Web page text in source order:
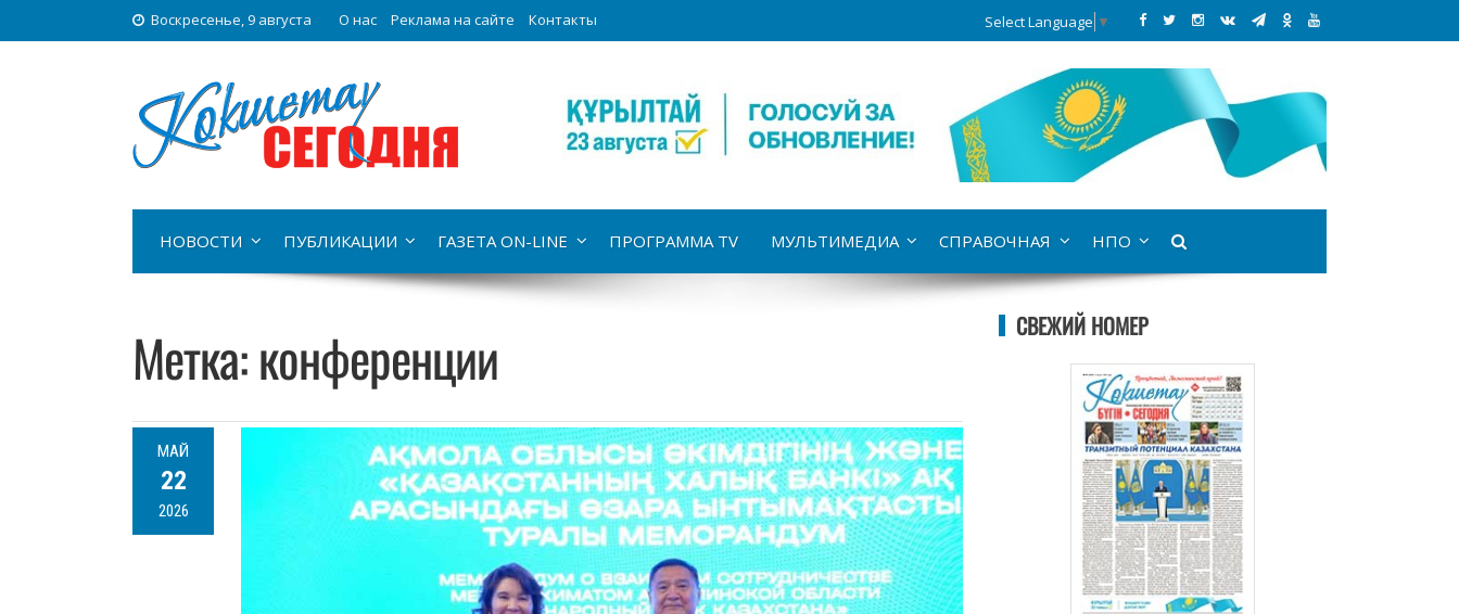
Воскресенье, 9 августа О нас Реклама на сайте Контакты Select Language ▼
НОВОСТИ ПУБЛИКАЦИИ ГАЗЕТА ON-LINE ПРОГРАММА TV МУЛЬТИМЕДИА СПРАВОЧНАЯ НПО
Метка:конференции
МАЙ
22
2026
СВЕЖИЙ НОМЕР